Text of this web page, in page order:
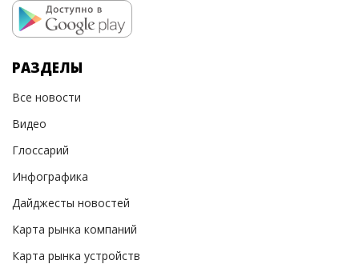
РАЗДЕЛЫ
Все новости
Видео
Глоссарий
Инфографика
Дайджесты новостей
Карта рынка компаний
Карта рынка устройств